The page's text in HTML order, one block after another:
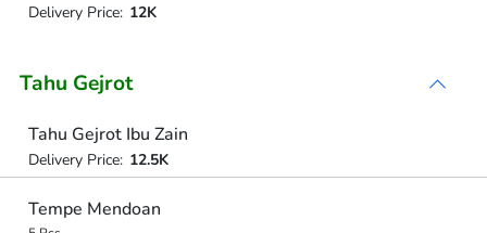
Delivery Price: 12K
Tahu Gejrot
Tahu Gejrot Ibu Zain
Delivery Price: 12.5K
Tempe Mendoan